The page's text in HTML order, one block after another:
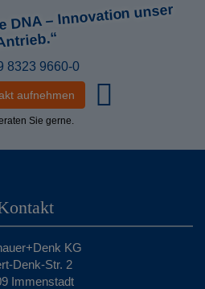
DNA – Innovation unser
8323 9660-0
aufnehmen
Sie gerne.
KG
Denk-Str. 2
Immenstadt